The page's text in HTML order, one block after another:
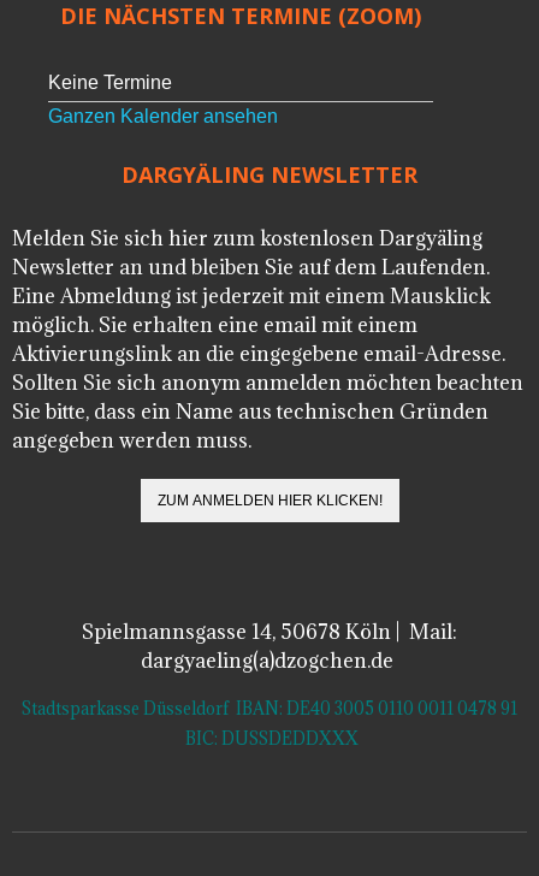
DIE NÄCHSTEN TERMINE (ZOOM)
Keine Termine
Ganzen Kalender ansehen
DARGYÄLING NEWSLETTER
Melden Sie sich hier zum kostenlosen Dargyäling
Newsletter an und bleiben Sie auf dem Laufenden.
Eine Abmeldung ist jederzeit mit einem Mausklick
möglich. Sie erhalten eine email mit einem
Aktivierungslink an die eingegebene email-Adresse.
Sollten Sie sich anonym anmelden möchten beachten
Sie bitte, dass ein Name aus technischen Gründen
angegeben werden muss.
Spielmannsgasse 14, 50678 Köln | Mail:
dargyaeling(a)dzogchen.de
Stadtsparkasse Düsseldorf IBAN: DE40 3005 0110 0011 0478 91
BIC: DUSSDEDDXXX